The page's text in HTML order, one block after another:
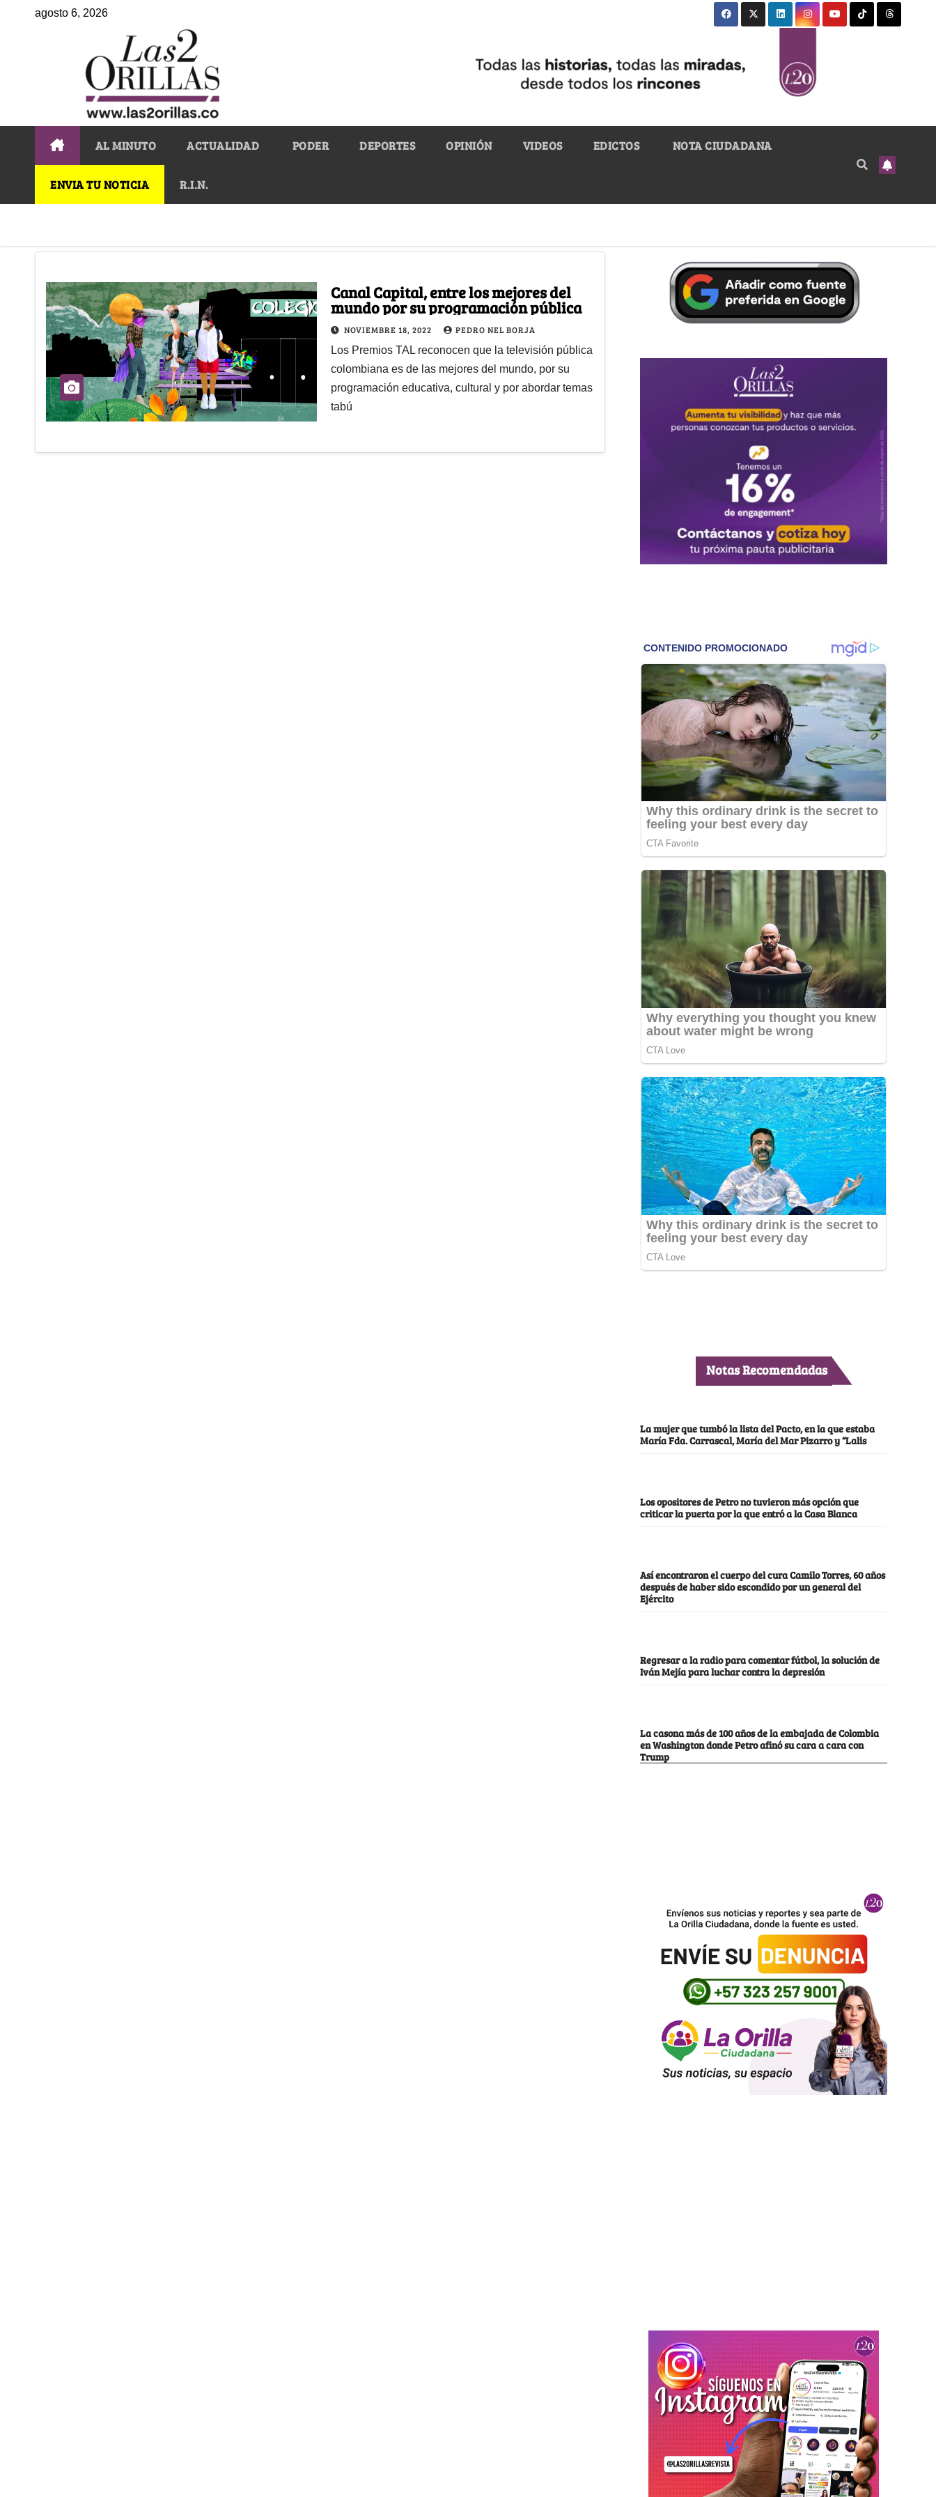
agosto 6, 2026
AL MINUTO ACTUALIDAD PODER DEPORTES OPINIÓN VIDEOS EDICTOS NOTA CIUDADANA
ENVIA TU NOTICIA R.I.N.
Canal Capital, entre los mejores del
mundo por su programación pública
NOVIEMBRE 18, 2022 PEDRO NEL BORJA
Los Premios TAL reconocen que la televisión pública
colombiana es de las mejores del mundo, por su
programación educativa, cultural y por abordar temas
tabú
Notas Recomendadas
La mujer que tumbó la lista del Pacto, en la que estaba
María Fda. Carrascal, María del Mar Pizarro y “Lalis
Los opositores de Petro no tuvieron más opción que
criticar la puerta por la que entró a la Casa Blanca
Así encontraron el cuerpo del cura Camilo Torres, 60 años
después de haber sido escondido por un general del
Ejército
Regresar a la radio para comentar fútbol, la solución de
Iván Mejía para luchar contra la depresión
La casona más de 100 años de la embajada de Colombia
en Washington donde Petro afinó su cara a cara con
Trump